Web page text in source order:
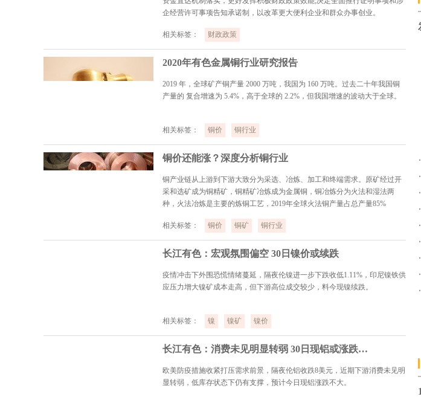
企经营许可事项告知承诺制，以改革更大便利企业和群众办事创业。
相关标签： 财政政策
2020年有色金属铜行业研究报告
2019 年，全球矿产铜产量 2000 万吨，我国为 160 万吨。过去二十年我国铜
产量的 复合增速为 5.4%，高于全球的 2.2%，但我国增速的波动大于全球。
相关标签： 铜价 铜行业
铜价还能涨？深度分析铜行业
铜产业链从上游到下游大致分为采选、冶炼、加工和终端需求。原矿经过开
采和选矿成为铜精矿，铜精矿冶炼成为金属铜，铜冶炼分为火法和湿法两
种，火法冶炼是主要的炼铜工艺，2019年全球火法铜产量占总产量85%
相关标签： 铜价 铜矿 铜行业
长江有色：宏观氛围偏空 30日镍价或续跌
疫情冲击下外围恐慌情绪蔓延，隔夜伦镍进一步下跌收低1.11%，印尼镍铁供
应压力增大镍矿成本走高，但下游高位成交较少，料今现镍续跌。
相关标签： 镍 镍矿 镍价
长江有色：消费未见明显转弱 30日现铝或涨跌不大
欧美防疫措施收紧打压需求前景，隔夜伦铝收跌8美元，近期下游消费未见明
显转弱，低库存状态下仍有支撑，预计今日现铝涨跌不大。